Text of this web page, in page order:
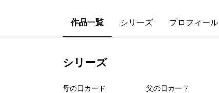
作品一覧 シリーズ プロフィール
シリーズ
母の日カード 父の日カード